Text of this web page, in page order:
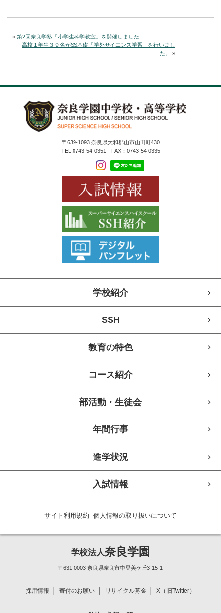
« 第2回奈良学塾「小学生科学教室」を開催しました
高校１年生３９名がSS基礎「学外サイエンス学習」を行いまし
た。
»
〒639-1093 奈良県大和郡山市山田町430
TEL.0743-54-0351 FAX：0743-54-0335
学校紹介
SSH
教育の特色
コース紹介
部活動・生徒会
年間行事
進学状況
入試情報
サイト利用規約 個人情報の取り扱いについて
学校法人奈良学園
〒631-0003 奈良県奈良市中登美ケ丘3-15-1
採用情報 寄付のお願い リサイクル募金 X（旧Twitter）